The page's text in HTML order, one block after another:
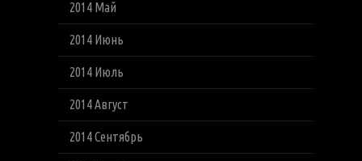
2014 Май
2014 Июнь
2014 Июль
2014 Август
2014 Сентябрь